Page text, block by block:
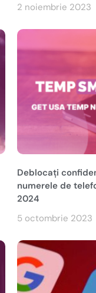
2 noiembrie 2023
Deblocați
numerele de
2024
5 octombrie 2023